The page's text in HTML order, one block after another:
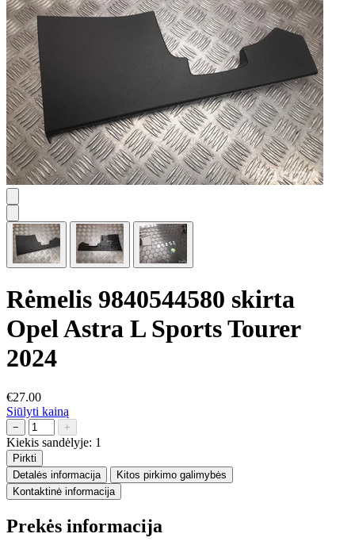
Rėmelis 9840544580 skirta
Opel Astra L Sports Tourer
2024
€27.00
Siūlyti kainą
− +
Kiekis sandėlyje: 1
Pirkti
Detalės informacija
Kitos pirkimo galimybės
Kontaktinė informacija
Prekės informacija